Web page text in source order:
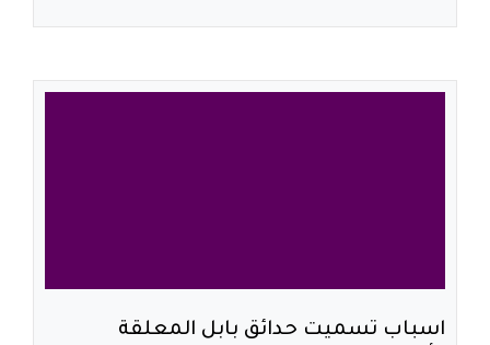
اسباب تسميت حدائق بابل المعلقة